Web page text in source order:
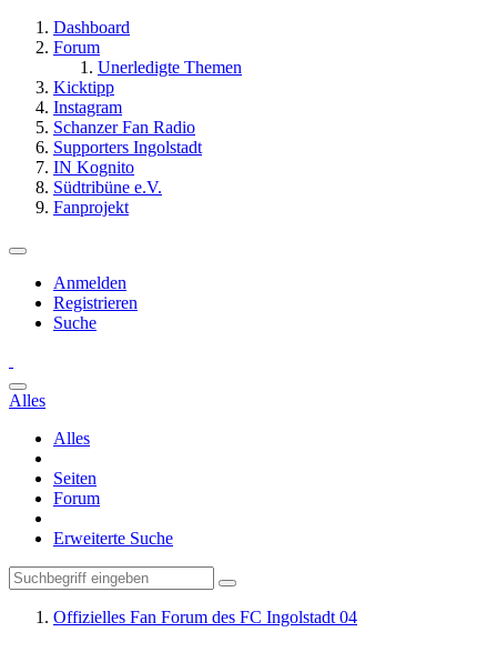
Dashboard
Forum
Unerledigte Themen
Kicktipp
Instagram
Schanzer Fan Radio
Supporters Ingolstadt
IN Kognito
Südtribüne e.V.
Fanprojekt
Anmelden
Registrieren
Suche
Alles
Alles
Seiten
Forum
Erweiterte Suche
Offizielles Fan Forum des FC Ingolstadt 04